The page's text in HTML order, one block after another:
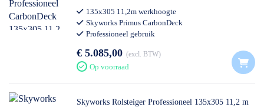
Voorloopleuning
135x305 11,2m werkhoogte
Skyworks Primus CarbonDeck
Professioneel gebruik
€ 5.085,00 excl. BTW
Op voorraad
Skyworks Rolsteiger Professioneel 135x305 11,2 m